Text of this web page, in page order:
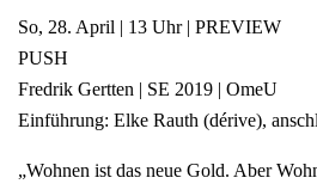
So, 28. April | 13 Uhr | PREVIEW
PUSH
Fredrik Gertten | SE 2019 | OmeU
Einführung: Elke Rauth (dérive),
„Wohnen ist das neue Gold. Aber